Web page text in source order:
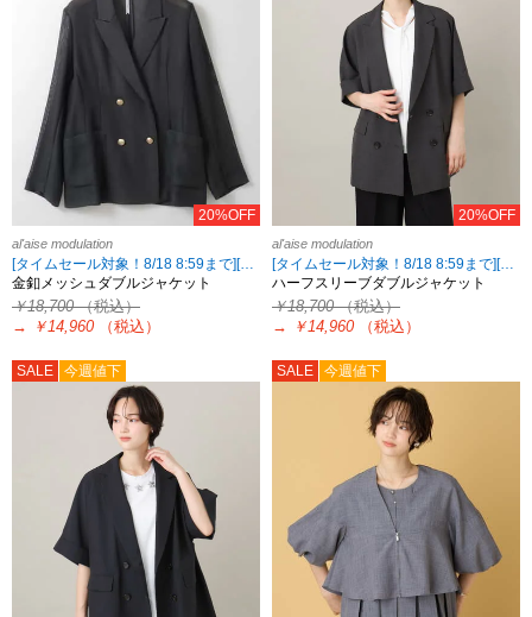
20%OFF
al'aise modulation
[タイムセール対象！8/18 8:59まで][2点10%OFF・3点15%OFF対象！8/18 8:59まで al'aise modulation限定]
金釦メッシュダブルジャケット
￥18,700（税込）
→
￥14,960 （税込）
20%OFF
al'aise modulation
[タイムセール対象！8/18 8:59まで][2点10%OFF・3点15%OFF対象！8/18 8:59まで al'aise modulation限定]
ハーフスリーブダブルジャケット
￥18,700（税込）
→
￥14,960 （税込）
SALE 今週値下 SALE 今週値下